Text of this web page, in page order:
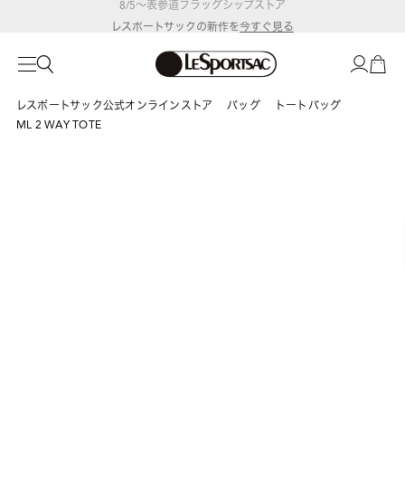
レスポートサックの新作を 今すぐ見る
レスポートサック公式オンラインストア バッグ
トートバッグ
ML 2 WAY TOTE